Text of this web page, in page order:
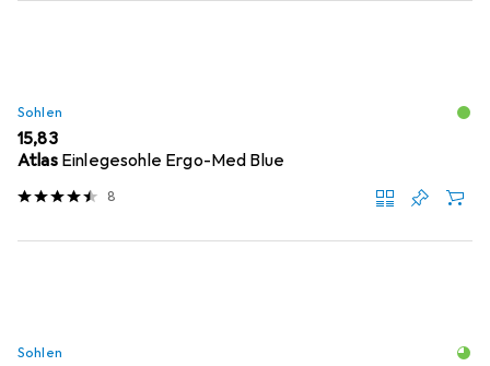
Sohlen
EUR
15,83
Atlas Einlegesohle Ergo-Med Blue
8
Sohlen